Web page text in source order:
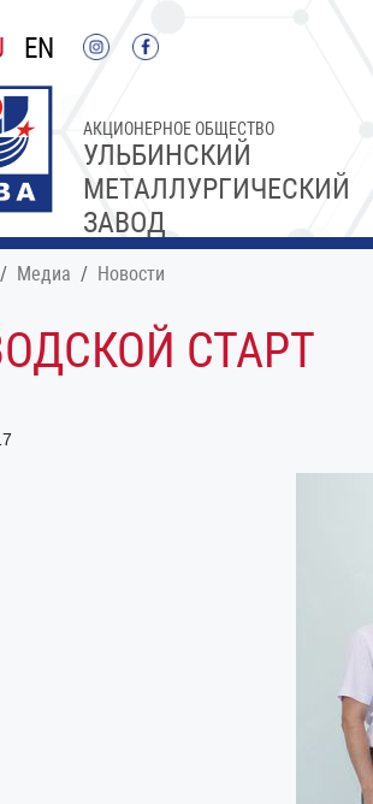
EN
УЛЬБИНСКИЙ
МЕТАЛЛУРГИЧЕСКИЙ
ЗАВОД
АКЦИОНЕРНОЕ ОБЩЕСТВО
Медиа Новости
СТАРТ